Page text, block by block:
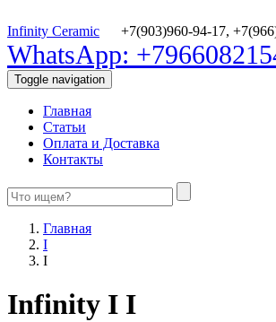
Infinity Ceramic +7(903)960-94-17,
WhatsApp:
Toggle navigation
Главная
Статьи
Оплата и Доставка
Контакты
Главная
I
I
Infinity I I